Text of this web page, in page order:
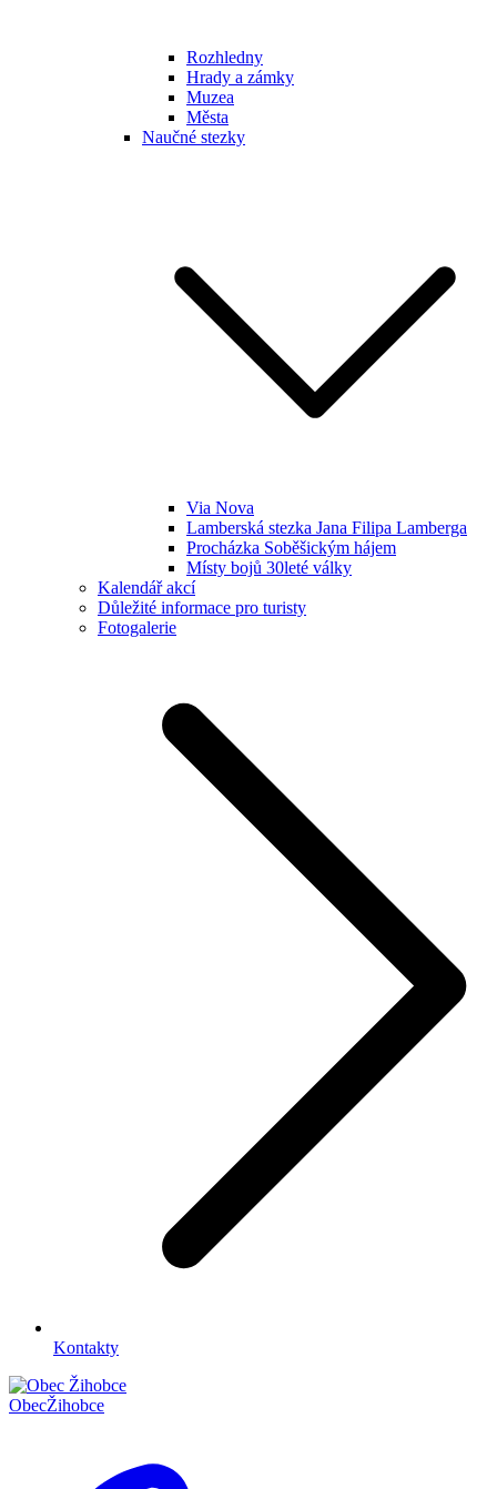
Rozhledny
Hrady a zámky
Muzea
Města
Naučné stezky
Via Nova
Lamberská stezka Jana Filipa Lamberga
Procházka Soběšickým hájem
Místy bojů 30leté války
Kalendář akcí
Důležité informace pro turisty
Fotogalerie
Kontakty
ObecŽihobce